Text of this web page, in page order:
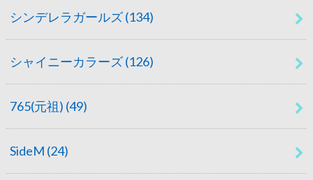
シンデレラガールズ(134)
シャイニーカラーズ(126)
765(元祖) (49)
SideM (24)